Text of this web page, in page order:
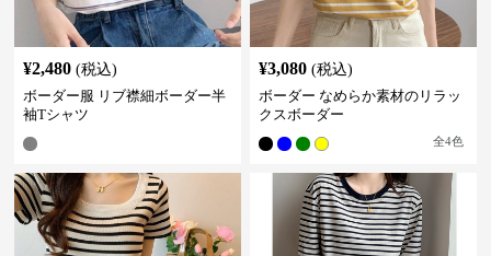
¥2,480 (税込)
ボーダー服 リブ襟細ボーダー半
袖Tシャツ
¥3,080 (税込)
ボーダー なめらか素材のリラッ
クスボーダー
全4色